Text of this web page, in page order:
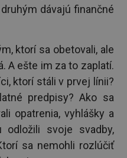
dávajú finančné
ktorí sa obetovali, ale
A ešte im za to zaplatí.
ktorí stáli v prvej línii?
predpisy? Ako sa
opatrenia, vyhlášky a
odložili svoje svadby,
sa nemohli rozlúčiť